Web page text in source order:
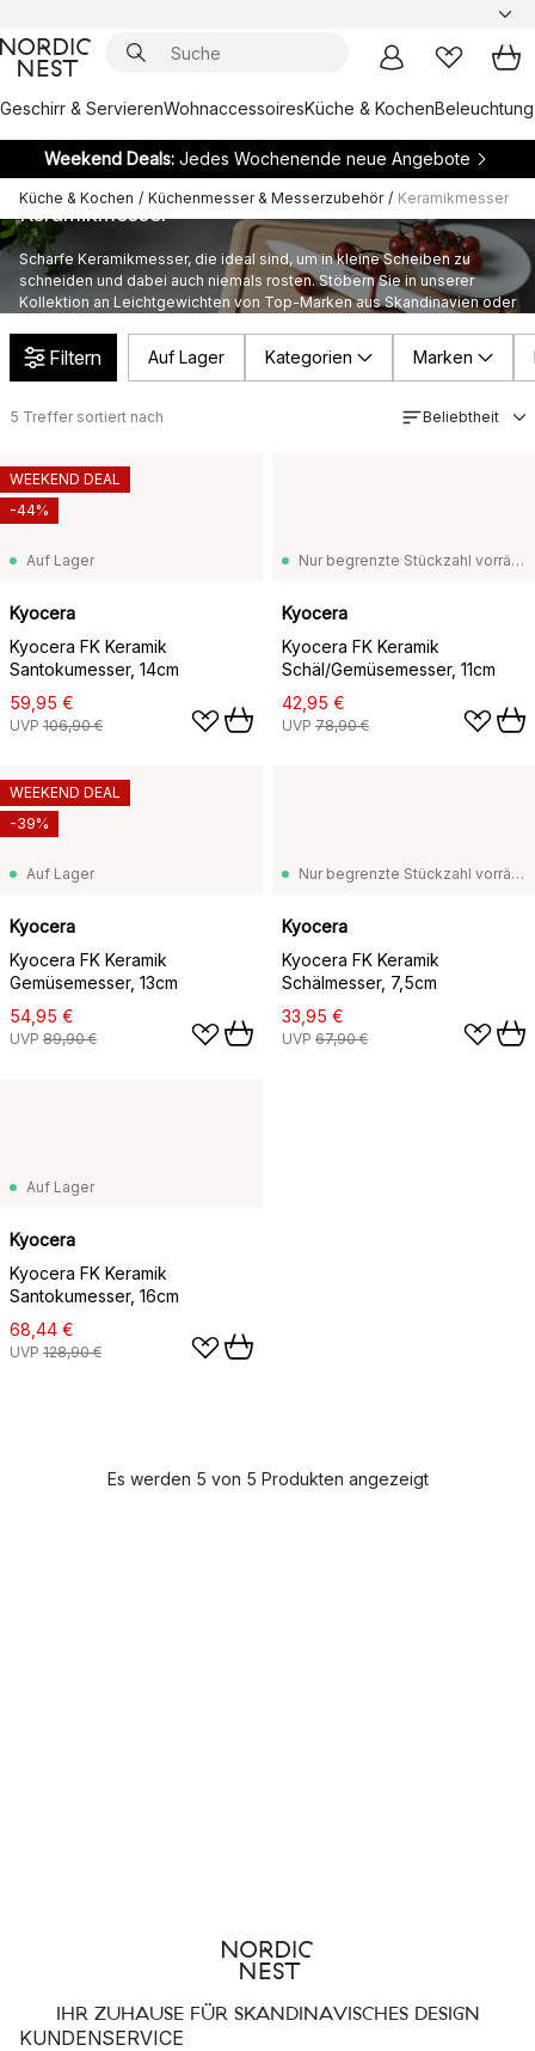
Geschirr & ServierenWohnaccessoiresKüche & KochenBeleuchtung
Weekend Deals:Jedes Wochenende neue Angebote
Küche & Kochen / Küchenmesser & Messerzubehör / Keramikmesser
Keramikmesser
Scharfe Keramikmesser, die ideal sind, um in kleine Scheiben zu
schneiden und dabei auch niemals rosten. Stöbern Sie in unserer
Kollektion an Leichtgewichten von Top-Marken aus Skandinavien oder
Filtern Auf Lager Kategorien Marken
5 Treffer sortiert nach Beliebtheit
Auf Lager
Kyocera
Kyocera FK Keramik
Santokumesser, 14cm
59,95 €
UVP 106,90 €
WEEKEND DEAL
-44%
Nur begrenzte Stückzahl vorrätig
Kyocera
Kyocera FK Keramik
Schäl/Gemüsemesser, 11cm
42,95 €
UVP 78,90 €
Auf Lager
Kyocera
Kyocera FK Keramik
Gemüsemesser, 13cm
54,95 €
UVP 89,90 €
WEEKEND DEAL
-39%
Nur begrenzte Stückzahl vorrätig
Kyocera
Kyocera FK Keramik
Schälmesser, 7,5cm
33,95 €
UVP 67,90 €
Auf Lager
Kyocera
Kyocera FK Keramik
Santokumesser, 16cm
68,44 €
UVP 128,90 €
Es werden 5 von 5 Produkten angezeigt
IHR ZUHAUSE FÜR SKANDINAVISCHES DESIGN
KUNDENSERVICE